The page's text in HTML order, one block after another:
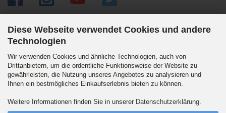
Diese Webseite verwendet Cookies und andere
Technologien
Wir verwenden Cookies und ähnliche Technologien, auch von
Drittanbietern, um die ordentliche Funktionsweise der Website zu
gewährleisten, die Nutzung unseres Angebotes zu analysieren und
Ihnen ein bestmögliches Einkaufserlebnis bieten zu können.
Weitere Informationen finden Sie in unserer Datenschutzerklärung
Versandpartner
Wir versenden auch an Packstationen. DHL Standard 5.90 Euro innerhalb